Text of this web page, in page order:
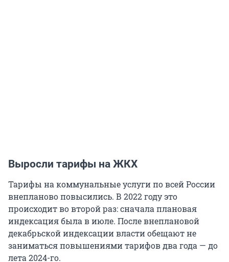
Выросли тарифы на ЖКХ
Тарифы на коммунальные услуги по всей России
внепланово повысились. В 2022 году это
происходит во второй раз: сначала плановая
индексация была в июле. После внеплановой
декабрьской индексации власти обещают не
заниматься повышениями тарифов два года — до
лета 2024-го.